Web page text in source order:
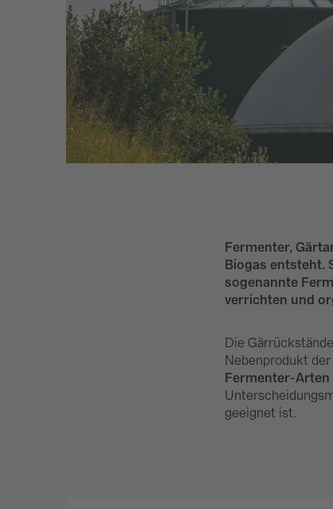
Fermenter,
Biogas entsteht.
sogenannte
verrichten und
Die
Nebenprodukt
Fermenter-Arten
geeignet ist.